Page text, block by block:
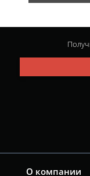
О компании